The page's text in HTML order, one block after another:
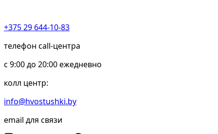
+375 29 644-10-83
телефон call-центра
c 9:00 до 20:00 ежедневно
колл центр:
info@hvostushki.by
email для связи